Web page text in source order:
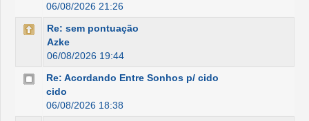
06/08/2026 21:26
Re: sem pontuação
Azke
06/08/2026 19:44
Re: Acordando Entre Sonhos p/ cido
cido
06/08/2026 18:38